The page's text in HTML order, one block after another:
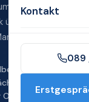
Kontakt
089
professioneller
Cloud und
Services.